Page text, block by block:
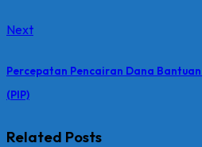
Next
Percepatan Pencairan Dana
(PIP)
Related Posts